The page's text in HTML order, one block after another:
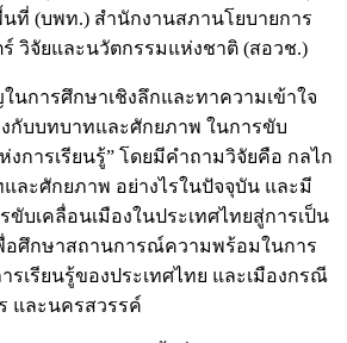
ที่ (บพท.) สำนักงานสภานโยบายการ
วิจัยและนวัตกรรมแห่งชาติ (สอวช.)
นการศึกษาเชิงลึกและทาความเข้าใจ
กับบทบาทและศักยภาพ ในการขับ
งการเรียนรู้” โดยมีคำถามวิจัยคือ กลไก
ละศักยภาพ อย่างไรในปัจจุบัน และมี
ขับเคลื่อนเมืองในประเทศไทยสู่การเป็น
พื่อศึกษาสถานการณ์ความพร้อมในการ
รเรียนรู้ของประเทศไทย และเมืองกรณี
และนครสวรรค์